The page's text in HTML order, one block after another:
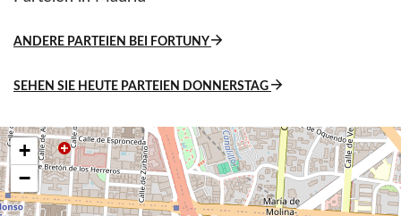
ANDERE PARTEIEN BEI FORTUNY
SEHEN SIE HEUTE PARTEIEN DONNERSTAG